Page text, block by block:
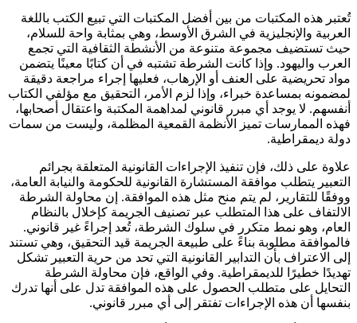
تُعتبر هذه المكتبات من بين أفضل المكتبات التي تبيع الكتب باللغة
العربية والإنجليزية في الشرق الأوسط، وهي بمثابة واحة للسلام،
حيث تستضيف مجموعة متنوعة من الأنشطة الثقافية التي تجمع
العرب واليهود. وإذا كانت الشرطة تشتبه في أن كتابًا معينًا يتضمن
مواد تحريضية على العنف أو الإرهاب، فعليها إجراء مراجعة دقيقة
لمضمونه بمساعدة خبراء، وإذا لزم الأمر، التحقيق مع مؤلفي الكتاب
أنفسهم. لا يوجد أي مبرر قانوني لمداهمة المكتبة واعتقال أصحابها،
فهذه الممارسات تميز الأنظمة القمعية المظلمة، وليست من سمات
دولة ديمقراطية.
علاوة على ذلك، فإن تنفيذ الإجراءات القانونية المتعلقة بجرائم
التعبير يتطلب موافقة المستشارة القانونية للحكومة والنيابة العامة،
ووفقًا للتقارير، لم يتم منح مثل هذه الموافقة. إن محاولة الشرطة
الالتفاف على هذا المتطلب عبر تصنيف الجريمة كإخلال بالنظام
العام، وهو نمط متكرر في سلوك الشرطة، تُعد إجراءً غير قانوني.
فالموافقة مطلوبة بناءً على طبيعة الجريمة قيد التحقيق، وهي تستند
إلى الاعتراف بأن التدابير القانونية التي تحد من حرية التعبير تشكل
تهديدًا خطيرًا للديمقراطية. وفي الواقع، فإن محاولة الشرطة
التحايل على متطلب الحصول على هذه الموافقة تدل على أنها تدرك
بنفسها أن هذه الإجراءات تفتقر إلى أي مبرر قانوني.